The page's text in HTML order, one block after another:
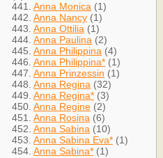
441. Anna Monica (1)
442. Anna Nancy (1)
443. Anna Ottilia (1)
444. Anna Paulina (2)
445. Anna Philippina (4)
446. Anna Philippina* (1)
447. Anna Prinzessin (1)
448. Anna Regina (32)
449. Anna Regina* (3)
450. Anna Regine (2)
451. Anna Rosina (6)
452. Anna Sabina (10)
453. Anna Sabina Eva* (1)
454. Anna Sabina* (1)